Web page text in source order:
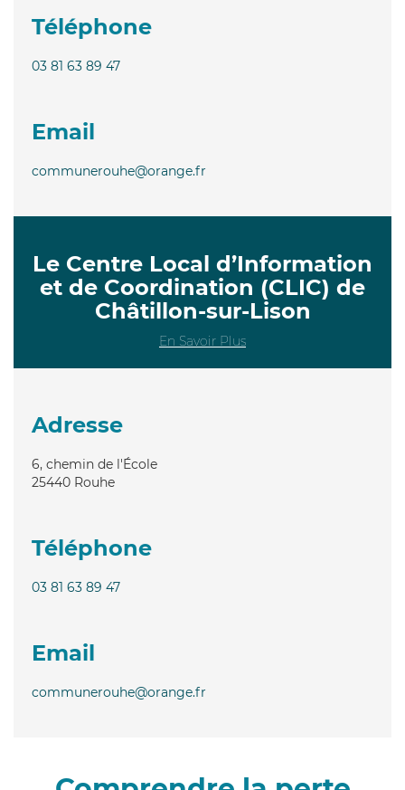
Téléphone
03 81 63 89 47
Email
communerouhe@orange.fr
Le Centre Local d’Information
et de Coordination (CLIC) de
Châtillon-sur-Lison
En Savoir Plus
Adresse
6, chemin de l'École
25440 Rouhe
Téléphone
03 81 63 89 47
Email
communerouhe@orange.fr